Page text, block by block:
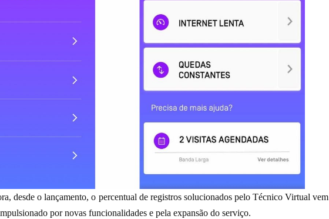
desde o lançamento, o percentual de registros solucionados pelo Técnico Virtual vem
por novas funcionalidades e pela expansão do serviço.